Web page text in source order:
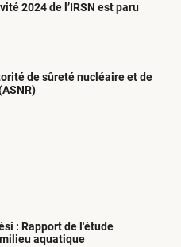
2024 de l’IRSN est paru
de sûreté nucléaire et de
: Rapport de l'étude
aquatique